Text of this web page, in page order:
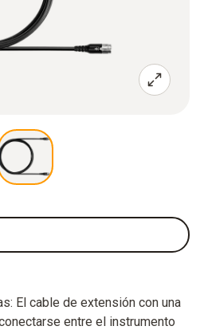
El cable de extensión con una
entre el instrumento